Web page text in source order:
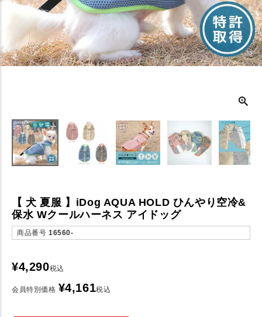
【 犬 夏服 】iDog AQUA HOLD ひんやり空冷&
保水 Wクールハーネス アイドッグ
商品番号 16560-
¥4,290税込
会員特別価格 ¥4,161税込